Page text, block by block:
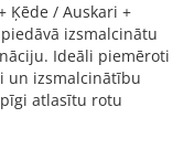
Ķēde / Auskari +
izsmalcinātu
Ideāli piemēroti
un izsmalcinātību
atlasītu rotu